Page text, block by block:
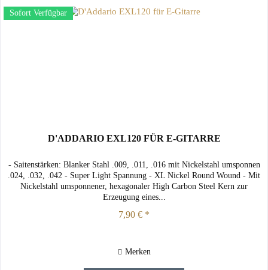
Sofort Verfügbar
D'ADDARIO EXL120 FÜR E-GITARRE
- Saitenstärken: Blanker Stahl .009, .011, .016 mit Nickelstahl umsponnen
.024, .032, .042 - Super Light Spannung - XL Nickel Round Wound - Mit
Nickelstahl umsponnener, hexagonaler High Carbon Steel Kern zur
Erzeugung eines...
7,90 € *
Merken